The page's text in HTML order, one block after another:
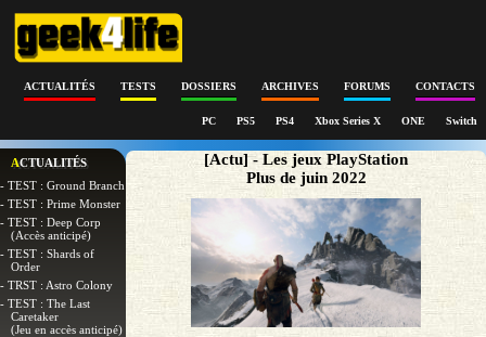
ACTUALITÉS TESTS DOSSIERS ARCHIVES FORUMS CONTACTS
PC PS5 PS4 Xbox Series X ONE Switch
ACTUALITÉS
- TEST : Ground Branch
- TEST : Prime Monster
- TEST : Deep Corp
(Accès anticipé)
- TEST : Shards of
Order
- TRST : Astro Colony
- TEST : The Last
Caretaker
(Jeu en accès anticipé)
[Actu] - Les jeux PlayStation
Plus de juin 2022